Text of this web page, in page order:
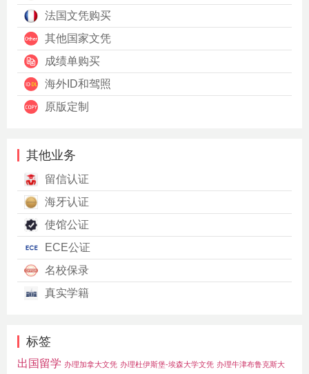
法国文凭购买
其他国家文凭
成绩单购买
海外ID和驾照
原版定制
其他业务
留信认证
海牙认证
使馆公证
ECE公证
名校保录
真实学籍
标签
出国留学 办理加拿大文凭 办理杜伊斯堡-埃森大学文凭 办理牛津布鲁克斯大